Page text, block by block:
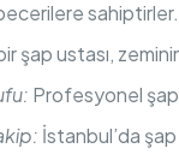
sahiptirler.
şap ustası,
Profesyonel şap
İstanbul’da